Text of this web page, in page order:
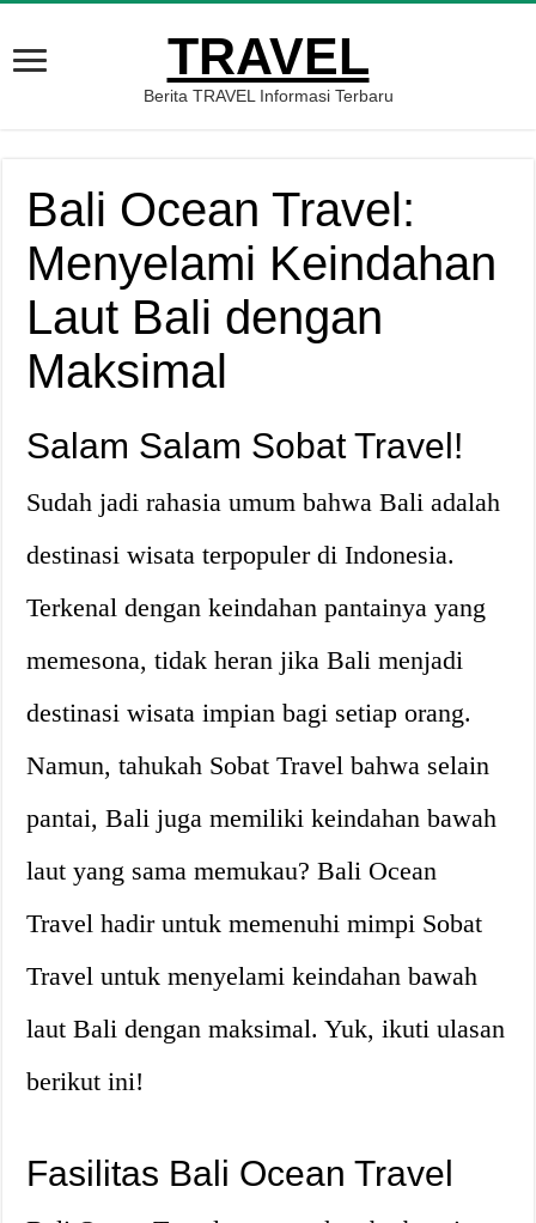
TRAVEL
Berita TRAVEL Informasi Terbaru
Bali Ocean Travel:
Menyelami Keindahan
Laut Bali dengan
Maksimal
Salam Salam Sobat Travel!
Sudah jadi rahasia umum bahwa Bali adalah
destinasi wisata terpopuler di Indonesia.
Terkenal dengan keindahan pantainya yang
memesona, tidak heran jika Bali menjadi
destinasi wisata impian bagi setiap orang.
Namun, tahukah Sobat Travel bahwa selain
pantai, Bali juga memiliki keindahan bawah
laut yang sama memukau? Bali Ocean
Travel hadir untuk memenuhi mimpi Sobat
Travel untuk menyelami keindahan bawah
laut Bali dengan maksimal. Yuk, ikuti ulasan
berikut ini!
Fasilitas Bali Ocean Travel